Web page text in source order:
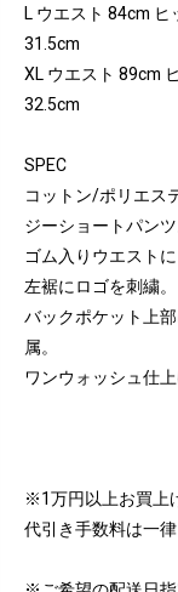
L ウエスト 84cm
31.5cm
XL ウエスト 89cm
32.5cm
SPEC
コットン/ポリエス
ジーショートパンツ
ゴム入りウエスト
左裾にロゴを刺繍。
バックポケット上
属。
ワンウォッシュ仕上
※1万円以上お買上
代引き手数料は一